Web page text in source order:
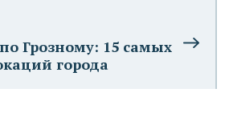
Грозному: 15 самых
города